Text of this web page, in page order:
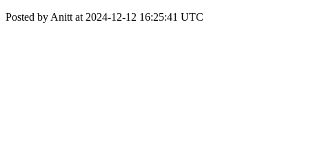
Posted by Anitt at 2024-12-12 16:25:41 UTC